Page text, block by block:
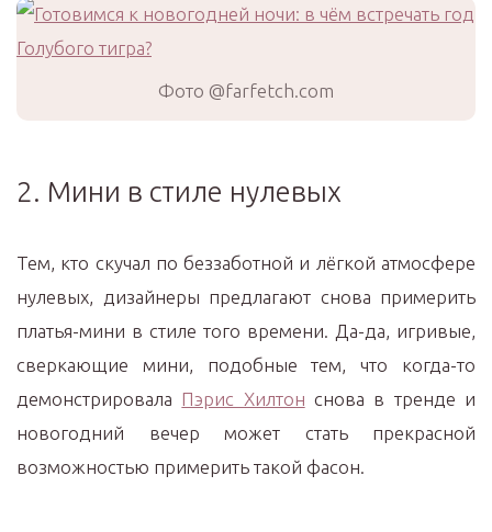
Фото @farfetch.com
2. Мини в стиле нулевых
Тем, кто скучал по беззаботной и лёгкой атмосфере
нулевых, дизайнеры предлагают снова примерить
платья-мини в стиле того времени. Да-да, игривые,
сверкающие мини, подобные тем, что когда-то
демонстрировала Пэрис Хилтон снова в тренде и
новогодний вечер может стать прекрасной
возможностью примерить такой фасон.